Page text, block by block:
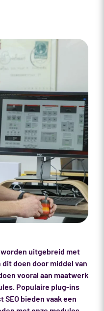
uitgebreid met
doen door middel van
vooral aan maatwerk
Populaire plug-ins
SEO bieden vaak een